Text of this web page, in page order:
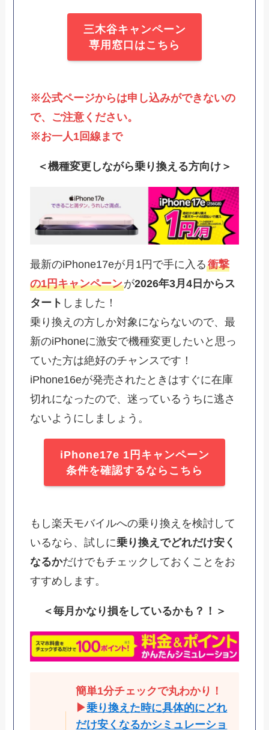
三木谷キャンペーン
専用窓口はこちら
※公式ページからは申し込みができないの
で、ご注意ください。
※お一人1回線まで
＜機種変更しながら乗り換える方向け＞
最新のiPhone17eが月1円で手に入る衝撃
の1円キャンペーンが2026年3月4日からス
タート しました！
乗り換えの方しか対象にならないので、最
新のiPhoneに激安で機種変更したいと思っ
ていた方は絶好のチャンスです！
iPhone16eが発売されたときはすぐに在庫
切れになったので、迷っているうちに逃さ
ないようにしましょう。
iPhone17e 1円キャンペーン
条件を確認するならこちら
もし楽天モバイルへの乗り換えを検討して
いるなら、試しに乗り換えでどれだけ安く
なるかだけでもチェックしておくことをお
すすめします。
＜毎月かなり損をしているかも？！＞
簡単1分チェックで丸わかり！
▶乗り換えた時に具体的にどれ
だけ安くなるかシミュレーショ